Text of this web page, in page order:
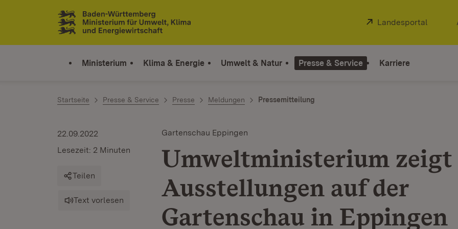
Zum Inhalt springen
Link zur Startseite
Extern:
Landesportal
Ministerium Klima & Energie Umwelt & Natur Presse & Service Karriere
Startseite Presse & Service Presse Meldungen Pressemitteilung
Gartenschau Eppingen
Umweltministerium zeigt
Ausstellungen auf der
Gartenschau in Eppingen
22.09.2022
Lesezeit: 2 Minuten
Teilen
Text vorlesen